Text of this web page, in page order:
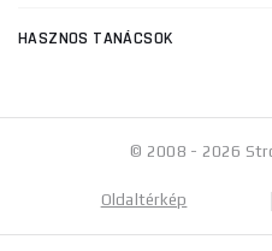
HASZNOS TANÁCSOK
© 2008 - 2026
Oldaltérkép